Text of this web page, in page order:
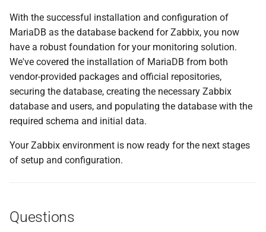
With the successful installation and configuration of
MariaDB as the database backend for Zabbix, you now
have a robust foundation for your monitoring solution.
We've covered the installation of MariaDB from both
vendor-provided packages and official repositories,
securing the database, creating the necessary Zabbix
database and users, and populating the database with the
required schema and initial data.
Your Zabbix environment is now ready for the next stages
of setup and configuration.
Questions